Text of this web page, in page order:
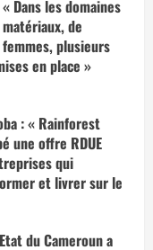
Dans les domaines
de
plusieurs
en place »
: « Rainforest
une offre RDUE
qui
et livrer sur le
du Cameroun a